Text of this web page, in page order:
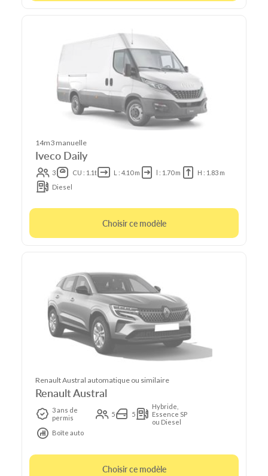
14m3 manuelle
Iveco Daily
3 CU : 1.1t L : 4.10 m l : 1.70 m
H : 1.83 m
Diesel
Choisir ce modèle
Renault Austral automatique ou similaire
Renault Austral
3 ans de
permis
5 5
Hybride,
Essence SP
ou Diesel
Boîte auto
Choisir ce modèle